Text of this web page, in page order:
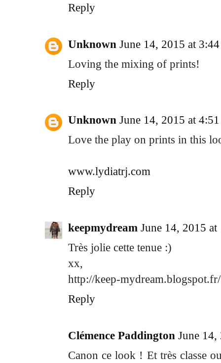
Reply
Unknown June 14, 2015 at
Loving the mixing of prints!
Reply
Unknown June 14, 2015 at
Love the play on prints in this
www.lydiatrj.com
Reply
keepmydream June 14, 2015
Très jolie cette tenue :)
xx,
http://keep-mydream.blogspot.fr/
Reply
Clémence Paddington June 14,
Canon ce look ! Et très classe